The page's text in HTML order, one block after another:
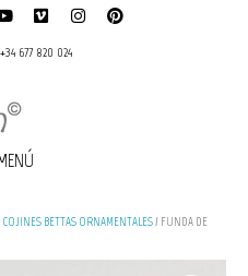
+34 677 820 024
COJINES BETTAS ORNAMENTALES/ FUNDA DE